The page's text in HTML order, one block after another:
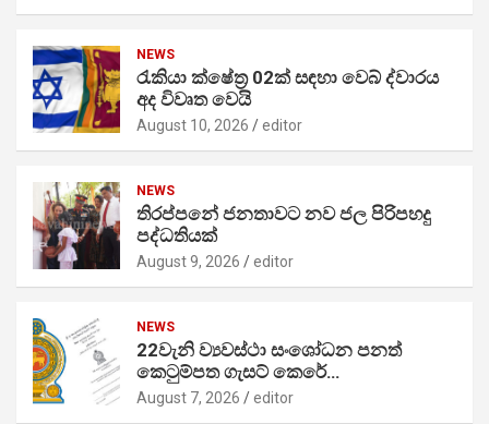
NEWS
රැකියා ක්ෂේත්‍ර 02ක් සඳහා වෙබ් ද්වාරය
අද විවෘත වෙයි
August 10, 2026 editor
NEWS
තිරප්පනේ ජනතාවට නව ජල පිරිපහදු
පද්ධතියක්
August 9, 2026 editor
NEWS
22වැනි ව්‍යවස්ථා සංශෝධන පනත්
කෙටුම්පත ගැසට් කෙරේ…
August 7, 2026 editor